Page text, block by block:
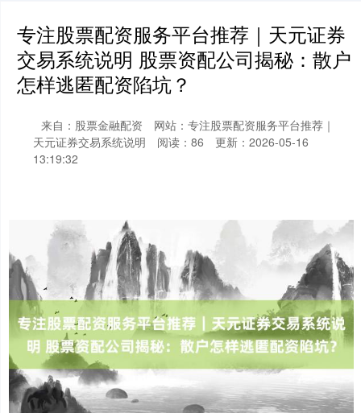
专注股票配资服务平台推荐｜天元证券
交易系统说明 股票资配公司揭秘：散户
怎样逃匿配资陷坑？
来自：股票金融配资
网站：专注股票配资服务平台推荐｜
天元证券交易系统说明
阅读：86
更新：2026-05-16
13:19:32